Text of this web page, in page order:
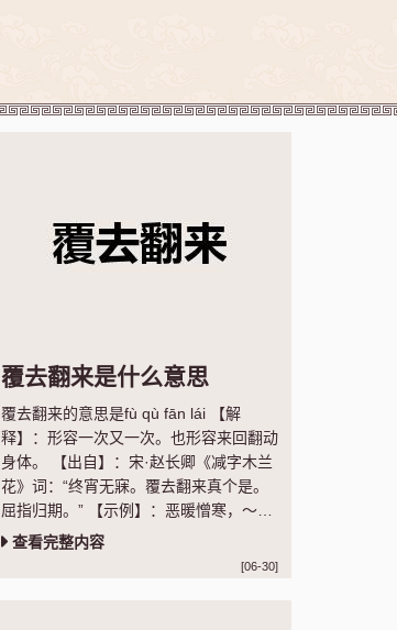
覆去翻来是什么意思
覆去翻来的意思是fù qù fān lái 【解
释】：形容一次又一次。也形容来回翻动
身体。 【出自】：宋·赵长卿《减字木兰
花》词：“终宵无寐。覆去翻来真个是。
屈指归期。” 【示例】：恶暖憎寒，～病
几般。 ◎明·全道人《懒画眉》
查看完整内容
[06-30]